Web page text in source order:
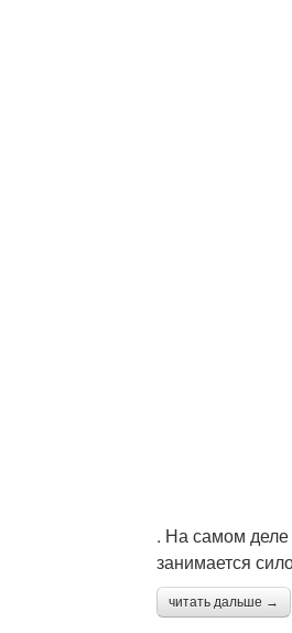
. На самом деле
занимается
читать дальше →